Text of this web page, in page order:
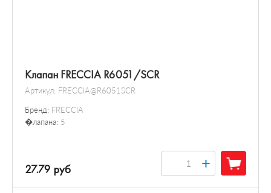
Клапан FRECCIA R6051/SCR
Артикул: FRECCIA@R6051SCR
Бренд: FRECCIA
�лапана: 5
27.79 руб +